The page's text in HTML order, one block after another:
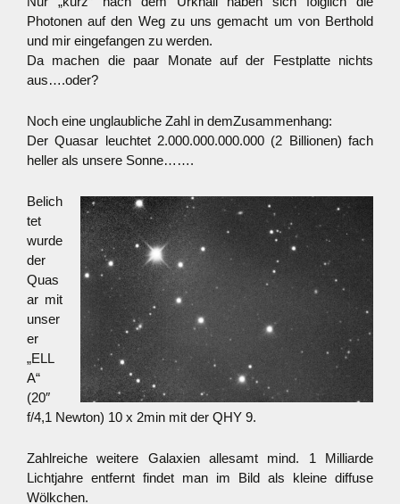
Photonen auf den Weg zu uns gemacht um von Berthold
und mir eingefangen zu werden.
Da machen die paar Monate auf der Festplatte nichts
aus….oder?
Noch eine unglaubliche Zahl in demZusammenhang:
Der Quasar leuchtet 2.000.000.000.000 (2 Billionen) fach
heller als unsere Sonne…….
Belich
tet
wurde
der
Quas
ar mit
unser
er
„ELL
A“
(20″
f/4,1 Newton) 10 x 2min mit der QHY 9.
Zahlreiche weitere Galaxien allesamt mind. 1 Milliarde
Lichtjahre entfernt findet man im Bild als kleine diffuse
Wölkchen.